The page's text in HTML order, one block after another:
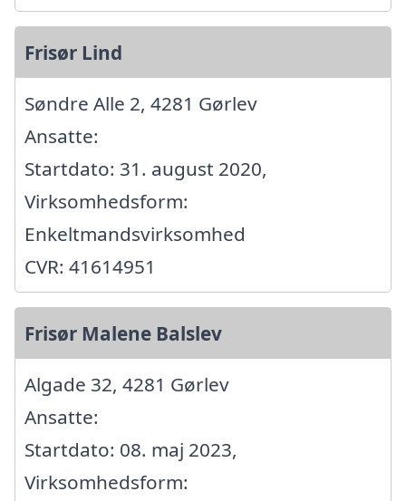
Frisør Lind
Søndre Alle 2, 4281 Gørlev
Ansatte:
Startdato: 31. august 2020,
Virksomhedsform:
Enkeltmandsvirksomhed
CVR: 41614951
Frisør Malene Balslev
Algade 32, 4281 Gørlev
Ansatte:
Startdato: 08. maj 2023,
Virksomhedsform: